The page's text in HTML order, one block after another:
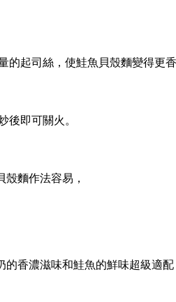
的起司絲，使鮭魚貝殼麵變得更
後即可關火。
殼麵作法容易，
的香濃滋味和鮭魚的鮮味超級適配